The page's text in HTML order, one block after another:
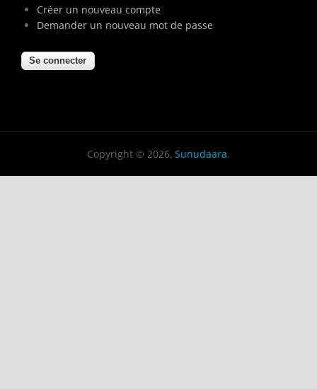
Créer un nouveau compte
Demander un nouveau mot de passe
Copyright © 2026, Sunudaara.